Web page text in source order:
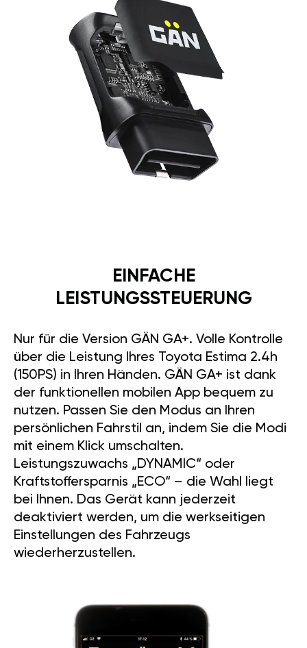
EINFACHE
LEISTUNGSSTEUERUNG
Nur für die Version GÄN GA+. Volle Kontrolle
über die Leistung Ihres Toyota Estima 2.4h
(150PS) in Ihren Händen. GÄN GA+ ist dank
der funktionellen mobilen App bequem zu
nutzen. Passen Sie den Modus an Ihren
persönlichen Fahrstil an, indem Sie die Modi
mit einem Klick umschalten.
Leistungszuwachs „DYNAMIC“ oder
Kraftstoffersparnis „ECO“ – die Wahl liegt
bei Ihnen. Das Gerät kann jederzeit
deaktiviert werden, um die werkseitigen
Einstellungen des Fahrzeugs
wiederherzustellen.